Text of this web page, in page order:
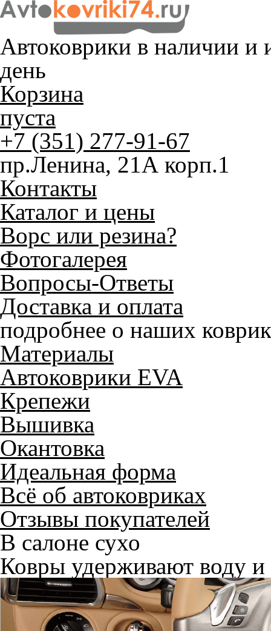
Автоковрики в наличии и
день
Корзина
пуста
+7 (351) 277-91-67
пр.Ленина, 21А корп.1
Контакты
Каталог и цены
Ворс или резина?
Фотогалерея
Вопросы-Ответы
Доставка и оплата
подробнее о наших
Материалы
Автоковрики EVA
Крепежи
Вышивка
Окантовка
Идеальная форма
Всё об автоковриках
Отзывы покупателей
В салоне сухо
Ковры удерживают воду и